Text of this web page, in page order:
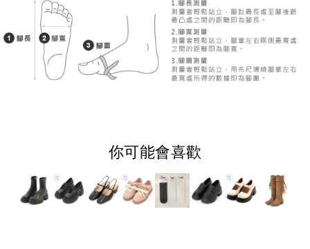
你可能會喜歡